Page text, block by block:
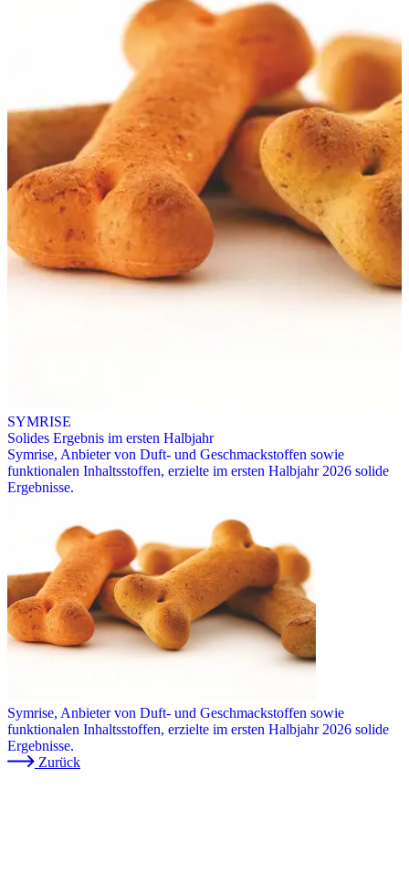
SYMRISE
Solides Ergebnis im ersten Halbjahr
Symrise, Anbieter von Duft- und Geschmackstoffen sowie
funktionalen Inhaltsstoffen, erzielte im ersten Halbjahr 2026 solide
Ergebnisse.
Symrise, Anbieter von Duft- und Geschmackstoffen sowie
funktionalen Inhaltsstoffen, erzielte im ersten Halbjahr 2026 solide
Ergebnisse.
Zurück